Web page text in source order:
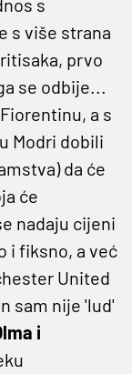
s
s više strana
prvo
se odbije...
a s
Modri dobili
da će
će
nadaju cijeni
i fiksno, a već
United
sam nije 'lud'
i